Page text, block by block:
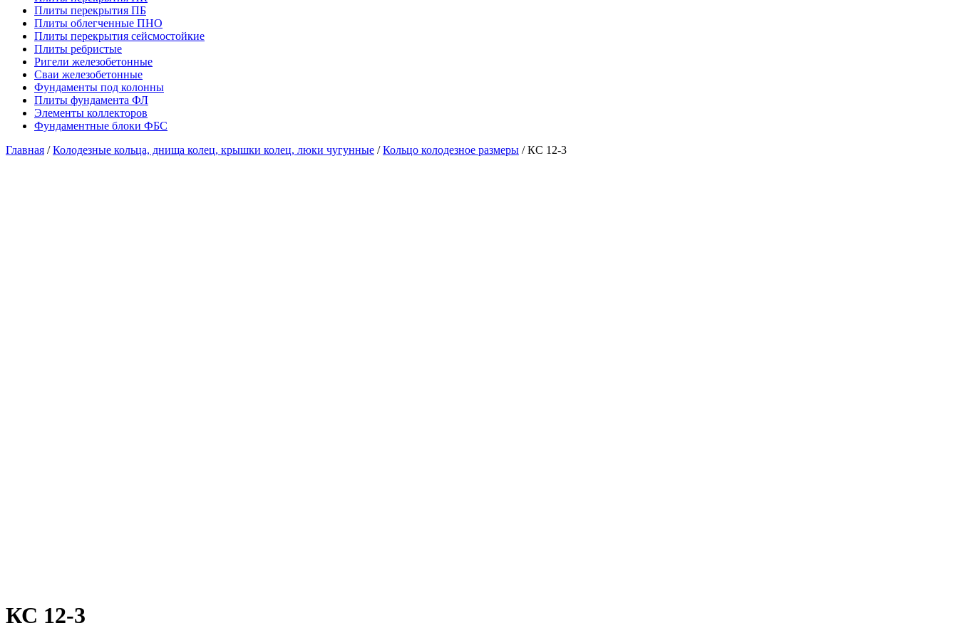
Плиты перекрытия ПБ
Плиты облегченные ПНО
Плиты перекрытия сейсмостойкие
Плиты ребристые
Ригели железобетонные
Сваи железобетонные
Фундаменты под колонны
Плиты фундамента ФЛ
Элементы коллекторов
Фундаментные блоки ФБС
Главная /Колодезные кольца, днища колец, крышки колец, люки чугунные /Кольцо колодезное размеры / КС 12-3
КС 12-3